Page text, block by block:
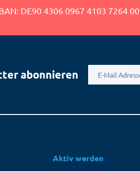
DE90 4306 0967 4103 7264 00
abonnieren
Mail
Aktiv werden